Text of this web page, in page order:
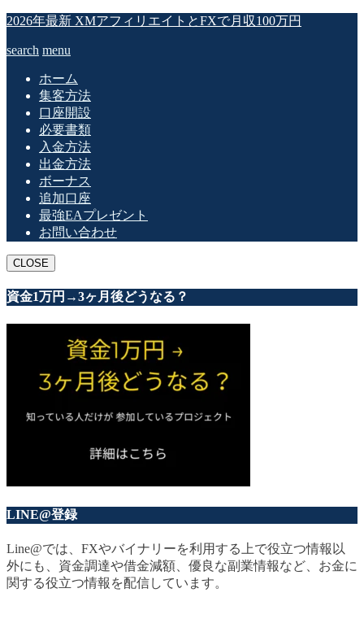
2026年最新 XMアフィリエイトとFXで月収100万円
search menu
ホーム
集客方法
口座開設
必要書類
入金方法
出金方法
ボーナス
追加口座
最強EAプレゼント
お問い合わせ
CLOSE
資金1万円→3ヶ月後どうなる？
LINE@登録
Line@では、FXやバイナリーを利用する上で役立つ情報以
外にも、資金調達や借金減額、優良な副業情報など、お金に
関する役立つ情報を配信しています。